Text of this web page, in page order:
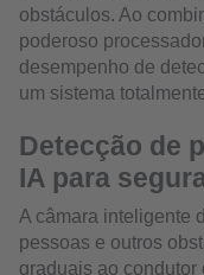
obstáculos. Ao
poderoso
desempenho de
um sistema
Detecção de
IA para
A câmara inteligente
pessoas e outros
graduais ao condutor